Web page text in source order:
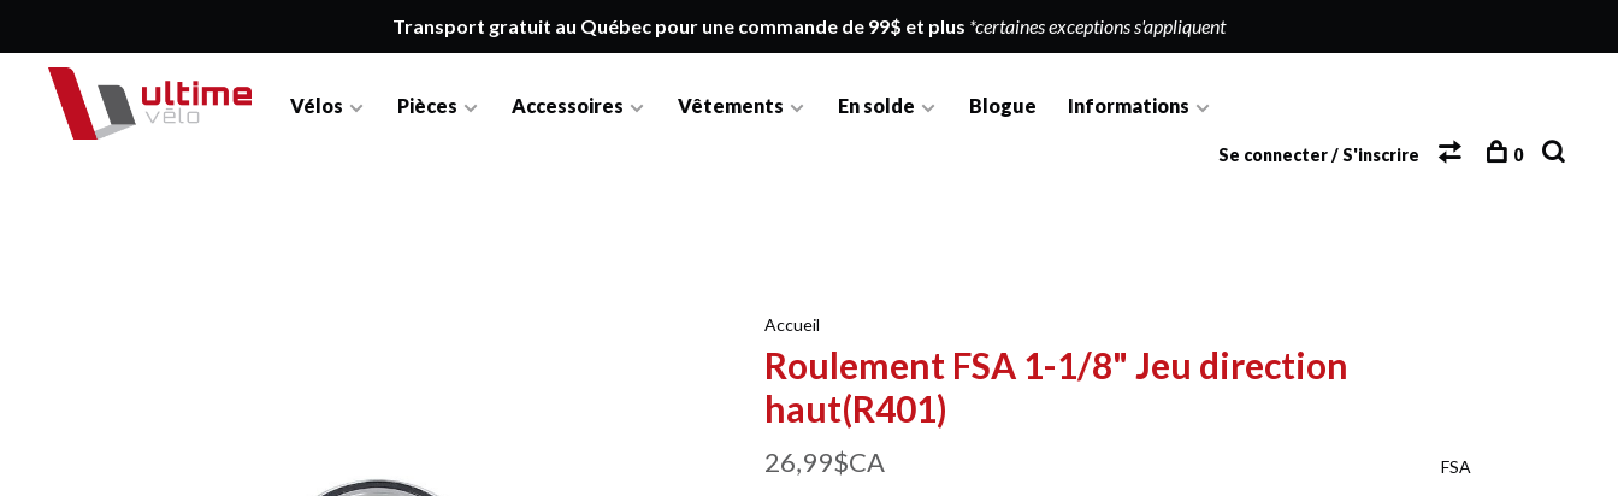
Transport gratuit au Québec pour une commande de 99$ et plus *certaines exceptions s'appliquent
Vélos Pièces Accessoires Vêtements En solde Blogue Informations
Se connecter / S'inscrire 0
Accueil
Roulement FSA 1-1/8" Jeu direction
haut(R401)
26,99$CA FSA